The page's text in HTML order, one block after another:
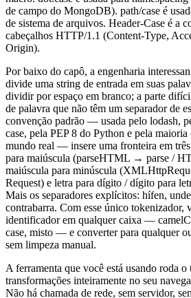
de campo do MongoDB). path/case é
de sistema de arquivos. Header-Case é a
cabeçalhos HTTP/1.1 (Content-Type,
Origin).
Por baixo do capô, a engenharia
divide uma string de entrada em suas
dividir por espaço em branco; a parte
de palavra que não têm um separador de
convenção padrão — usada pelo lodash,
case, pela PEP 8 do Python e pela maioria
mundo real — insere uma fronteira em
para maiúscula (parseHTML → parse /
maiúscula para minúscula
Request) e letra para dígito / dígito para
Mais os separadores explícitos: hífen,
contrabarra. Com esse único tokenizador,
identificador em qualquer caixa —
case, misto — e converter para qualquer
sem limpeza manual.
A ferramenta que você está usando roda
transformações inteiramente no seu
Não há chamada de rede, sem servidor,